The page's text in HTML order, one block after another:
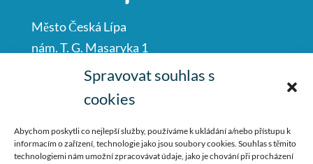
Spravovat souhlas s
cookies
Abychom poskytli co nejlepší služby, používáme k ukládání a/nebo přístupu k
informacím o zařízení, technologie jako jsou soubory cookies. Souhlas s těmito
technologiemi nám umožní zpracovávat údaje, jako je chování při procházení
Město Česká Lípa
nám. T. G. Masaryka 1
Česká Lípa
487 881 111